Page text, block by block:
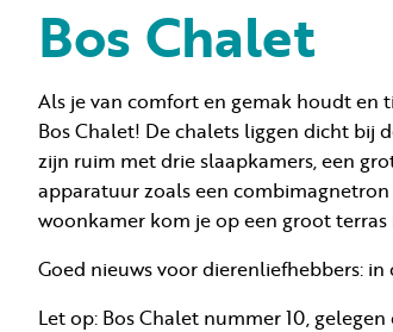
Bos Chalet
Als je van comfort en gemak houdt en
Bos Chalet! De chalets liggen dicht bij
zijn ruim met drie slaapkamers, een
apparatuur zoals een
woonkamer kom je op een groot
Goed nieuws voor dierenliefhebbers:
Let op: Bos Chalet nummer 10,